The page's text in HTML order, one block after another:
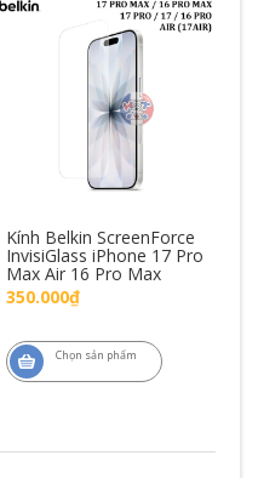
Kính Belkin ScreenForce
InvisiGlass iPhone 17 Pro
Max Air 16 Pro Max
350.000₫
Chọn sản phẩm